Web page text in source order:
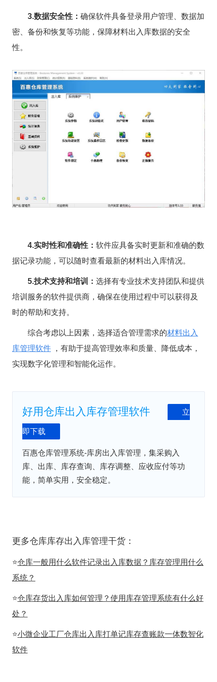
3.数据安全性： 确保软件具备登录用户管理、数据加
密、备份和恢复等功能，保障材料出入库数据的安全
性。
4.实时性和准确性： 软件应具备实时更新和准确的数
据记录功能，可以随时查看最新的材料出入库情况。
5.技术支持和培训： 选择有专业技术支持团队和提供
培训服务的软件提供商，确保在使用过程中可以获得及
时的帮助和支持。
综合考虑以上因素，选择适合管理需求的材料出入
库管理软件 ，有助于提高管理效率和质量、降低成本，
实现数字化管理和智能化运作。
好用仓库出入库存管理软件 立
即下载
百惠仓库管理系统-库房出入库管理，集采购入
库、出库、库存查询、库存调整、应收应付等功
能，简单实用，安全稳定。
更多仓库库存出入库管理干货：
⭐仓库一般用什么软件记录出入库数据？库存管理用什么
系统？
⭐仓库存货出入库如何管理？使用库存管理系统有什么好
处？
⭐小微企业工厂仓库出入库打单记库存查账款一体数智化
软件